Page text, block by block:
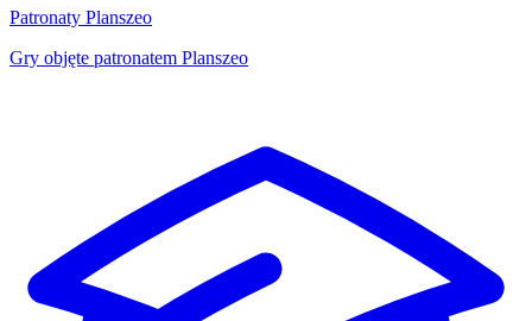
Patronaty Planszeo
Gry objęte patronatem Planszeo